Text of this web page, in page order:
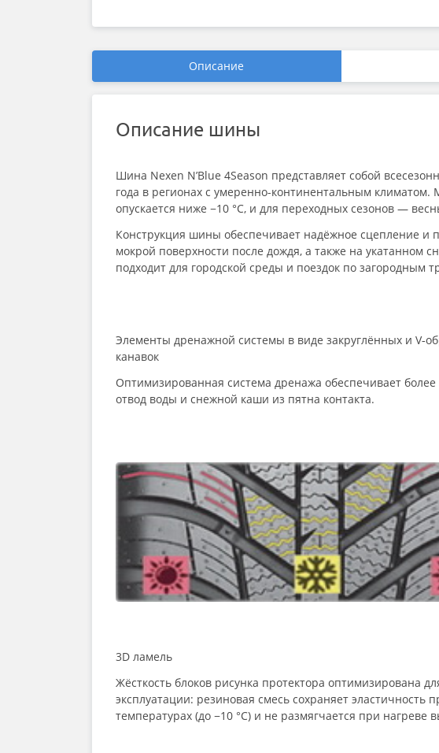
Описание
Описание шины
Шина Nexen N’Blue 4Season представляет собой
года в регионах с умеренно-континентальным климатом.
опускается ниже −10 °C, и для переходных сезонов —
Конструкция шины обеспечивает надёжное сцепление и
мокрой поверхности после дождя, а также на укатанном
подходит для городской среды и поездок по загородным
Элементы дренажной системы в виде закруглённых и
канавок
Оптимизированная система дренажа обеспечивает
отвод воды и снежной каши из пятна контакта.
3D ламель
Жёсткость блоков рисунка протектора оптимизирована
эксплуатации: резиновая смесь сохраняет эластичность
температурах (до −10 °C) и не размягчается при нагреве